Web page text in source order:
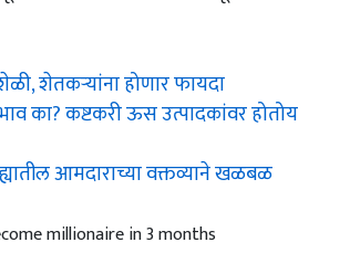
शेतकऱ्यांना होणार फायदा
का? कष्टकरी ऊस उत्पादकांवर होतोय
आमदाराच्या वक्तव्याने खळबळ
millionaire in 3 months